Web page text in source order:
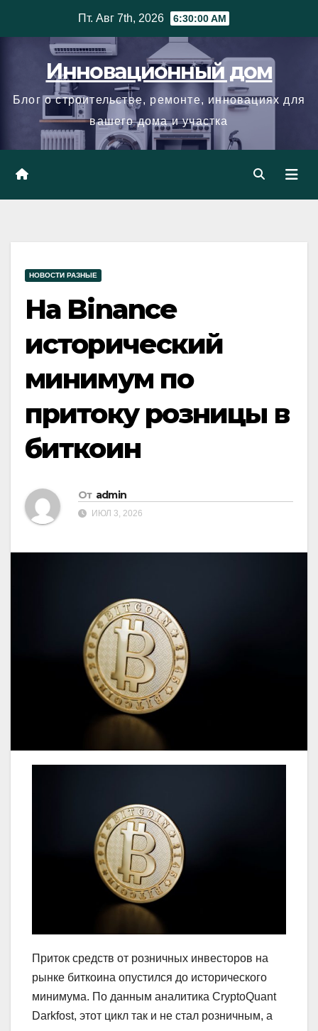
Пт. Авг 7th, 2026 6:30:01 AM
Инновационный дом
Блог о строительстве, ремонте, инновациях для
вашего дома и участка
НОВОСТИ РАЗНЫЕ
На Binance
исторический
минимум по
притоку розницы в
биткоин
От admin
ИЮЛ 3, 2026
Приток средств от розничных инвесторов на
рынке биткоина опустился до исторического
минимума. По данным аналитика CryptoQuant
Darkfost, этот цикл так и не стал розничным, а